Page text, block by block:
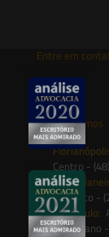
Entre em
Onde estamos
Centro -
Rio de
Botânico -
São Paulo:
Paulistano